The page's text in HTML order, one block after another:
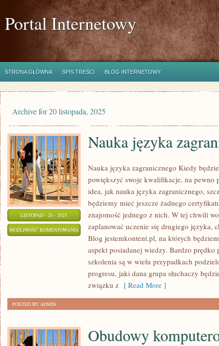
Portal Internetowy
STRONA GŁÓWNA SPIS TREŚCI BLOG INTERNETOWY
Archive for 20 listopada, 2025
LISTOPAD - 20 - 2025
MOŻLIWOŚĆ KOMENTOWANIA NAUKA
JĘZYKA
ZAGRANICZNEGO
Nauka języka
Nauka języka zagranicznego Kiedy
powiększyć swoje kwalifikacje, na pewno
idea, jak nauka języka zagranicznego,
będziemy mieć jeszcze żadnego
znajomość jednego z nich. W tej chwili
zaplanować uczenie się drugiego języka,
Blog jestemkontent.pl, na których
aspekt posiadanej wiedzy. Bardzo
szkolenia są w wielu przypadkach
progresu, jaki dana grupa słuchaczy
związku z [ Read More ]
POSTED BY ADMIN
Obudowy